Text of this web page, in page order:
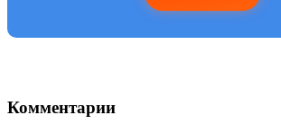
Комментарии